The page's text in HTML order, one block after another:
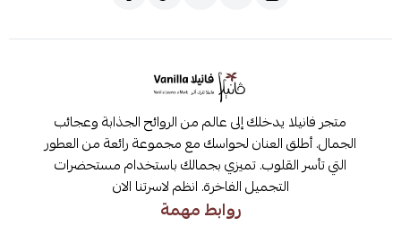
متجر فانيلا يدخلك إلى عالم من الروائح الجذابة وعجائب
الجمال. أطلق العنان لحواسك مع مجموعة رائعة من العطور
التي تأسر القلوب. تميزي بجمالك باستخدام مستحضرات
التجميل الفاخرة. انظم لاسرتنا الان
روابط مهمة